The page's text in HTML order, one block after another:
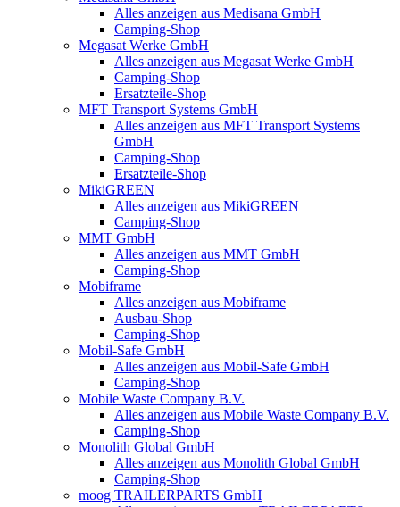
Alles anzeigen aus Medisana GmbH
Camping-Shop
Megasat Werke GmbH
Alles anzeigen aus Megasat Werke GmbH
Camping-Shop
Ersatzteile-Shop
MFT Transport Systems GmbH
Alles anzeigen aus MFT Transport Systems
GmbH
Camping-Shop
Ersatzteile-Shop
MikiGREEN
Alles anzeigen aus MikiGREEN
Camping-Shop
MMT GmbH
Alles anzeigen aus MMT GmbH
Camping-Shop
Mobiframe
Alles anzeigen aus Mobiframe
Ausbau-Shop
Camping-Shop
Mobil-Safe GmbH
Alles anzeigen aus Mobil-Safe GmbH
Camping-Shop
Mobile Waste Company B.V.
Alles anzeigen aus Mobile Waste Company B.V.
Camping-Shop
Monolith Global GmbH
Alles anzeigen aus Monolith Global GmbH
Camping-Shop
moog TRAILERPARTS GmbH